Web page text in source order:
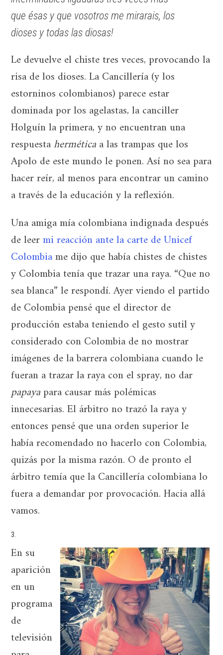
que ésas y que vosotros me mirarais, los
dioses y todas las diosas!
Le devuelve el chiste tres veces, provocando la
risa de los dioses. La Cancillería (y los
estorninos colombianos) parece estar
dominada por los agelastas, la canciller
Holguín la primera, y no encuentran una
respuestaherméticaa las trampas que los
Apolo de este mundo le ponen. Así no sea para
hacer reír, al menos para encontrar un camino
a través de la educación y la reflexión.
Una amiga mía colombiana indignada después
de leermi reacción ante la carte de Unicef
Colombiame dijo que había chistes de chistes
y Colombia tenía que trazar una raya. “Que no
sea blanca” le respondí. Ayer viendo el partido
de Colombia pensé que el director de
producción estaba teniendo el gesto sutil y
considerado con Colombia de no mostrar
imágenes de la barrera colombiana cuando le
fueran a trazar la raya con el spray, no dar
papayapara causar más polémicas
innecesarias. El árbitro no trazó la raya y
entonces pensé que una orden superior le
había recomendado no hacerlo con Colombia,
quizás por la misma razón. O de pronto el
árbitro temía que la Cancillería colombiana lo
fuera a demandar por provocación. Hacia allá
vamos.
3.
En su
aparición
en un
programa
de
televisión